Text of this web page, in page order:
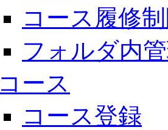
コース履修
フォルダ内
コース
コース登録